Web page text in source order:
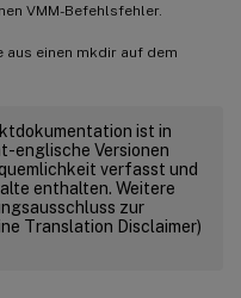
VMM-Befehlsfehler.
aus einen mkdir auf dem
ist in
englische Versionen
verfasst und
enthalten. Weitere
zur
Translation Disclaimer)